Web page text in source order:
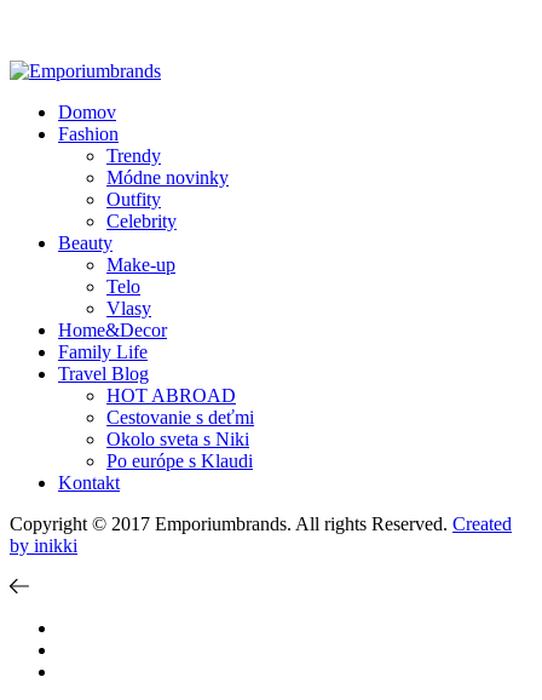
Domov
Fashion
Trendy
Módne novinky
Outfity
Celebrity
Beauty
Make-up
Telo
Vlasy
Home&Decor
Family Life
Travel Blog
HOT ABROAD
Cestovanie s deťmi
Okolo sveta s Niki
Po európe s Klaudi
Kontakt
Copyright © 2017 Emporiumbrands. All rights Reserved. Created
by inikki